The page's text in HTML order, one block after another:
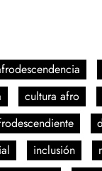
cultura afro
inclusión